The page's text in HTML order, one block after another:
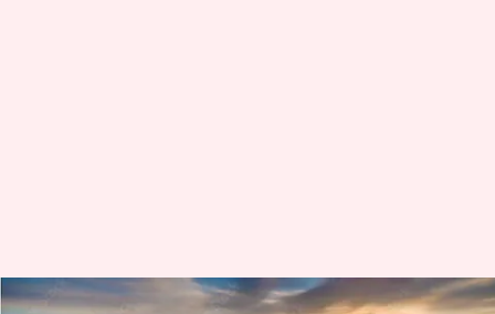
Matahari tengah malam di